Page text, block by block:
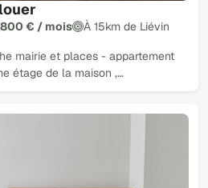
800 € / mois À 15km de Liévin
mairie et places - appartement
étage de la maison ,…